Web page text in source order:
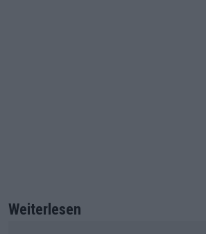
Weiterlesen